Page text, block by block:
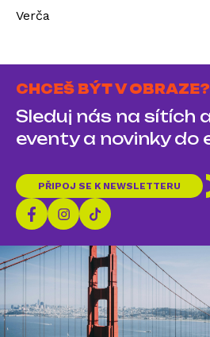
Verča
CHCEŠ BÝT V OBRAZE?
Sleduj nás na sítích
eventy a novinky do
PŘIPOJ SE K NEWSLETTERU